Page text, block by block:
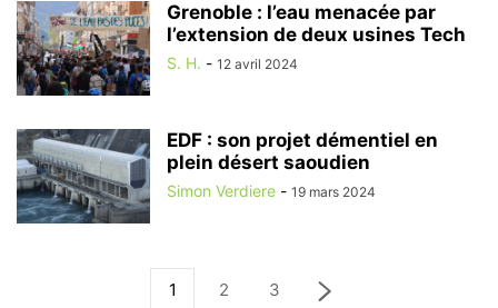
Grenoble : l’eau menacée par
l’extension de deux usines Tech
S. H. - 12 avril 2024
EDF : son projet démentiel en
plein désert saoudien
Simon Verdiere - 19 mars 2024
1 2 3